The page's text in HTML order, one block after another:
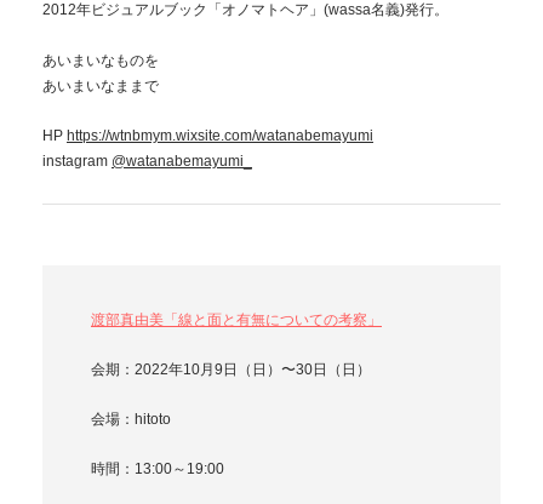
2012年ビジュアルブック「オノマトヘア」(wassa名義)発行。
あいまいなものを
あいまいなままで
HP https://wtnbmym.wixsite.com/watanabemayumi
instagram @watanabemayumi_
渡部真由美「線と面と有無についての考察」
会期：2022年10月9日（日）〜30日（日）
会場：hitoto
時間：13:00～19:00